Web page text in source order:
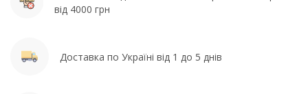
від 4000 грн
Доставка по Україні від 1 до 5 днів